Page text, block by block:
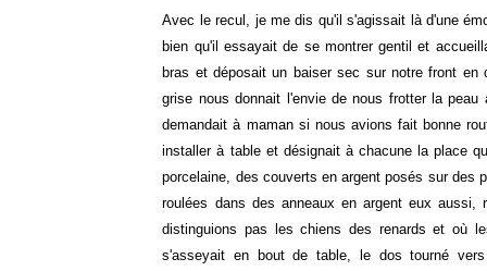
Avec le recul, je me dis qu'il s'agissait là d'une
bien qu'il essayait de se montrer gentil et
bras et déposait un baiser sec sur notre front
grise nous donnait l'envie de nous frotter la
demandait à maman si nous avions fait bonne
installer à table et désignait à chacune la place
porcelaine, des couverts en argent posés sur des
roulées dans des anneaux en argent eux
distinguions pas les chiens des renards et où
s'asseyait en bout de table, le dos tourné